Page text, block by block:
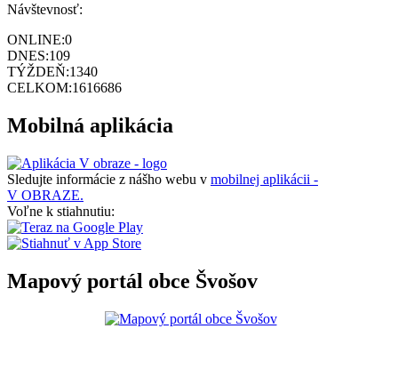
Návštevnosť:
ONLINE:0
DNES:109
TÝŽDEŇ:1340
CELKOM:1616686
Mobilná aplikácia
Sledujte informácie z nášho webu v mobilnej aplikácii -
V OBRAZE.
Voľne k stiahnutiu:
Mapový portál obce Švošov